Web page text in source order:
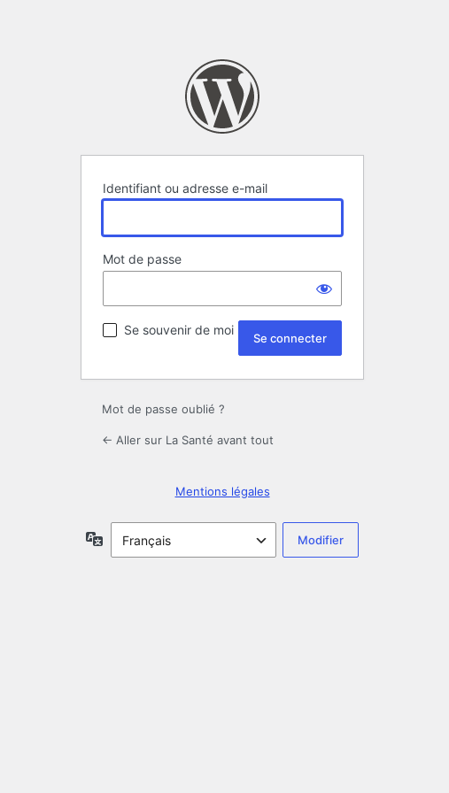
Identifiant ou adresse e-mail
Mot de passe
Se souvenir de moi
Mot de passe oublié ?
← Aller sur La Santé avant tout
Mentions légales
Langue